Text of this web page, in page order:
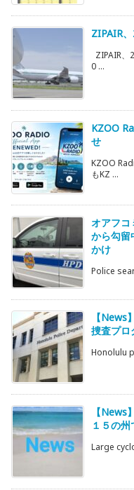
ZIPAIR
ZIPAIR、
0 ...
KZOO
せ
KZOO
もKZ ...
オアフコ
から勾
かけ
Police
【
捜査プロ
Honolulu
【
１５の
Large